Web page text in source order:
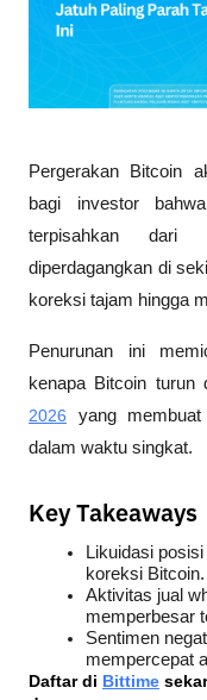
Pergerakan Bitcoin
bagi investor
terpisahkan dari
diperdagangkan di
koreksi tajam hingga
Penurunan ini
kenapa Bitcoin turun
2026 yang
dalam waktu singkat.
Key Takeaways
Likuidasi
koreksi Bitcoin.
Aktivitas jual
memperbesar
Sentimen
mempercepat
Daftar di Bittime